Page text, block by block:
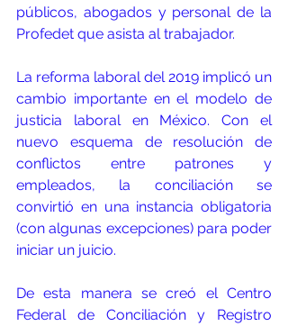
públicos, abogados y personal de la
Profedet que asista al trabajador.
La reforma laboral del 2019 implicó un
cambio importante en el modelo de
justicia laboral en México. Con el
nuevo esquema de resolución de
conflictos entre patrones y
empleados, la conciliación se
convirtió en una instancia obligatoria
(con algunas excepciones) para poder
iniciar un juicio.
De esta manera se creó el Centro
Federal de Conciliación y Registro